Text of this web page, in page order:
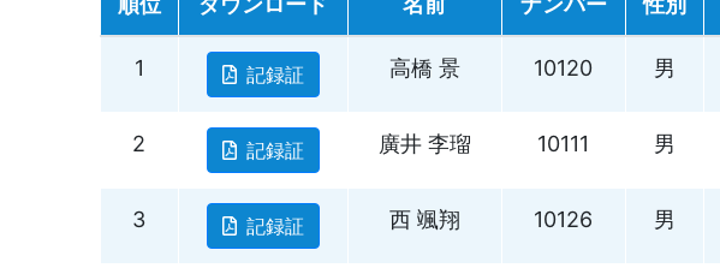
1 記録証 高橋 景 10120 男
2 記録証 廣井 李瑠 10111 男
3 記録証 西 颯翔 10126 男